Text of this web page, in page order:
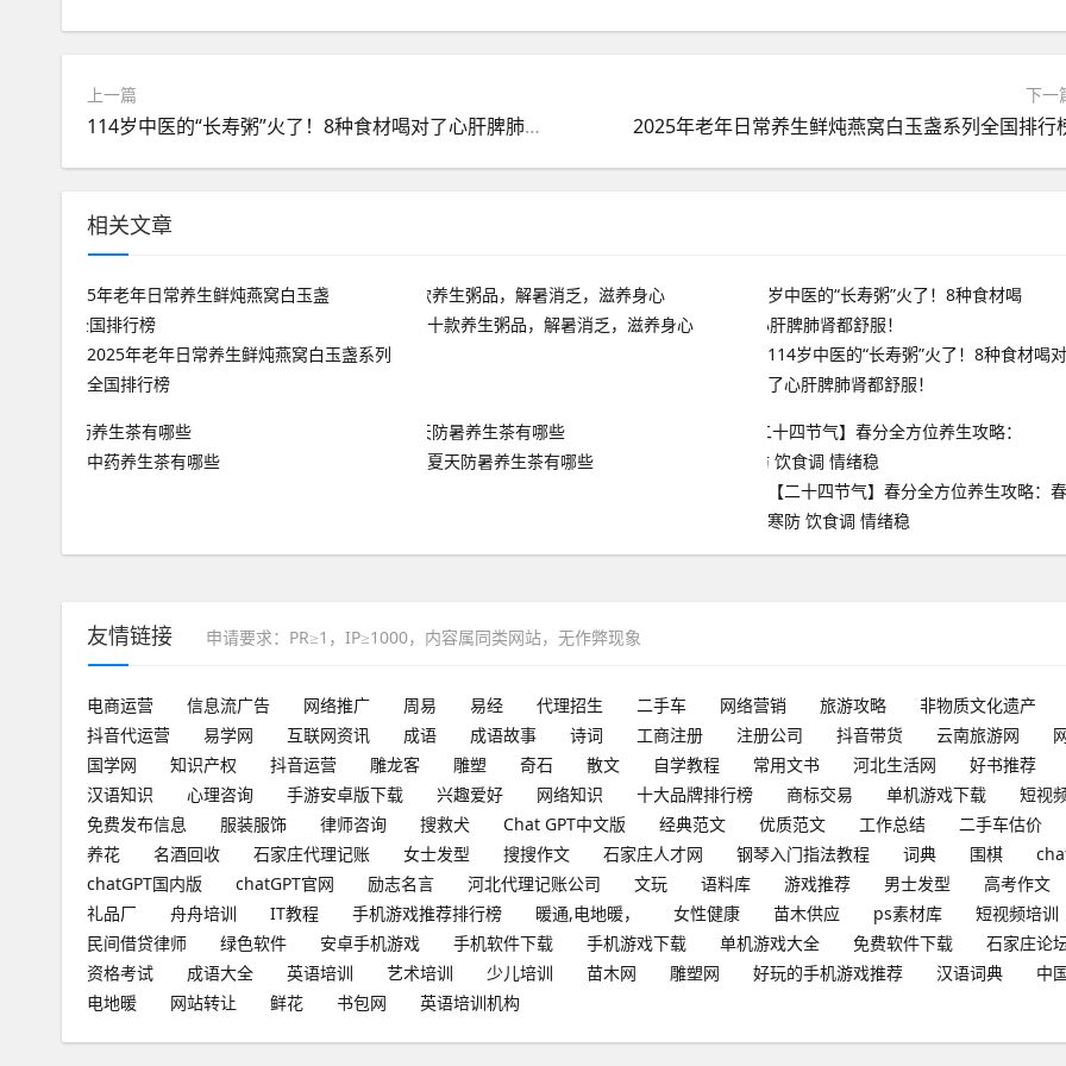
上一篇
114岁中医的“长寿粥”火了！8种食材喝对了心肝脾肺肾都舒服！
下一
2025年老年日常养生鲜炖燕窝白玉盏系列全国排行
相关文章
2025年老年日常养生鲜炖燕窝白玉盏系列
全国排行榜
十款养生粥品，解暑消乏，滋养身心
114岁中医的“长寿粥”火了！8种食材喝对
了心肝脾肺肾都舒服！
中药养生茶有哪些
夏天防暑养生茶有哪些
【二十四节气】春分全方位养生攻略：春
寒防 饮食调 情绪稳
友情链接 申请要求：PR≥1，IP≥1000，内容属同类网站，无作弊现象
电商运营 信息流广告 网络推广 周易 易经 代理招生 二手车 网络营销 旅游攻略 非物质文化遗产
抖音代运营
易学网 互联网资讯 成语 成语故事 诗词 工商注册 注册公司 抖音带货 云南旅游网
国学网
知识产权 抖音运营 雕龙客 雕塑 奇石 散文 自学教程 常用文书 河北生活网 好书推荐
汉语知识
心理咨询 手游安卓版下载 兴趣爱好 网络知识 十大品牌排行榜 商标交易 单机游戏下载 短视
免费发布信息
服装服饰 律师咨询 搜救犬 Chat GPT中文版 经典范文 优质范文 工作总结 二手车估价
养花
名酒回收 石家庄代理记账 女士发型 搜搜作文 石家庄人才网 钢琴入门指法教程 词典 围棋
chatGPT国内版
chatGPT官网 励志名言 河北代理记账公司 文玩 语料库 游戏推荐 男士发型 高考作文
礼品厂
舟舟培训 IT教程 手机游戏推荐排行榜 暖通,电地暖， 女性健康 苗木供应 ps素材库 短视频培训
民间借贷律师
绿色软件 安卓手机游戏 手机软件下载 手机游戏下载 单机游戏大全 免费软件下载 石家庄论
资格考试
成语大全 英语培训 艺术培训 少儿培训 苗木网 雕塑网 好玩的手机游戏推荐 汉语词典 中
电地暖
网站转让 鲜花 书包网 英语培训机构